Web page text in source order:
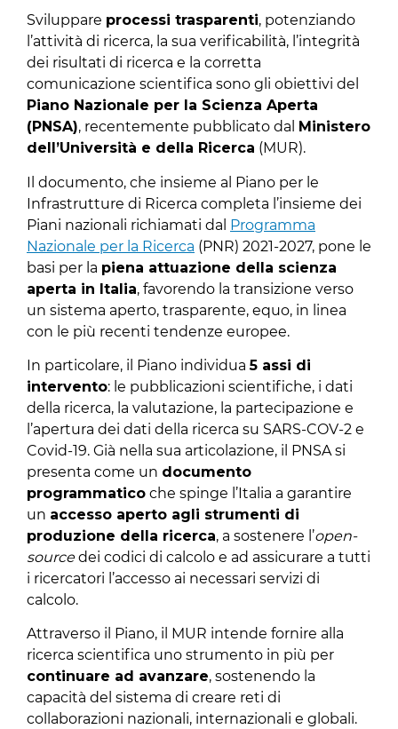
Sviluppare processi trasparenti, potenziando
l’attività di ricerca, la sua verificabilità, l’integrità
dei risultati di ricerca e la corretta
comunicazione scientifica sono gli obiettivi del
Piano Nazionale per la Scienza Aperta
(PNSA), recentemente pubblicato dal
Ministero
dell’Università e della Ricerca (MUR).
Il documento, che insieme al Piano per le
Infrastrutture di Ricerca completa l’insieme dei
Piani nazionali richiamati dal Programma
Nazionale per la Ricerca (PNR) 2021-2027, pone le
basi per la piena attuazione della scienza
aperta in Italia, favorendo la transizione verso
un sistema aperto, trasparente, equo, in linea
con le più recenti tendenze europee.
In particolare, il Piano individua5 assi di
intervento: le pubblicazioni scientifiche, i dati
della ricerca, la valutazione, la partecipazione e
l’apertura dei dati della ricerca su SARS-COV-2 e
Covid-19. Già nella sua articolazione, il PNSA si
presenta come un documento
programmatico che spinge l’Italia a garantire
un accesso aperto agli strumenti di
produzione della ricerca, a sostenere l’open-
sourcedei codici di calcolo e ad assicurare a tutti
i ricercatori l’accesso ai necessari servizi di
calcolo.
Attraverso il Piano, il MUR intende fornire alla
ricerca scientifica uno strumento in più per
continuare ad avanzare, sostenendo la
capacità del sistema di creare reti di
collaborazioni nazionali, internazionali e globali.